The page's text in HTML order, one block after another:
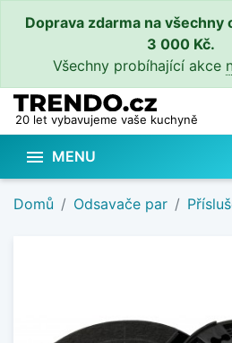
Doprava zdarma na všechny
3 000 Kč.
Všechny probíhající akce
20 let vybavujeme vaše kuchyně
 MENU
Domů Odsavače par